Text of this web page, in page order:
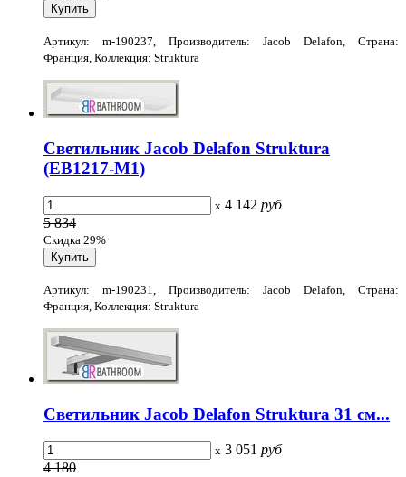
Артикул: m-190237, Производитель: Jacob Delafon, Страна:
Франция, Коллекция: Struktura
Светильник Jacob Delafon Struktura
(EB1217-M1)
x 4 142 руб
5 834
Скидка 29%
Артикул: m-190231, Производитель: Jacob Delafon, Страна:
Франция, Коллекция: Struktura
Светильник Jacob Delafon Struktura 31 см...
x 3 051 руб
4 180